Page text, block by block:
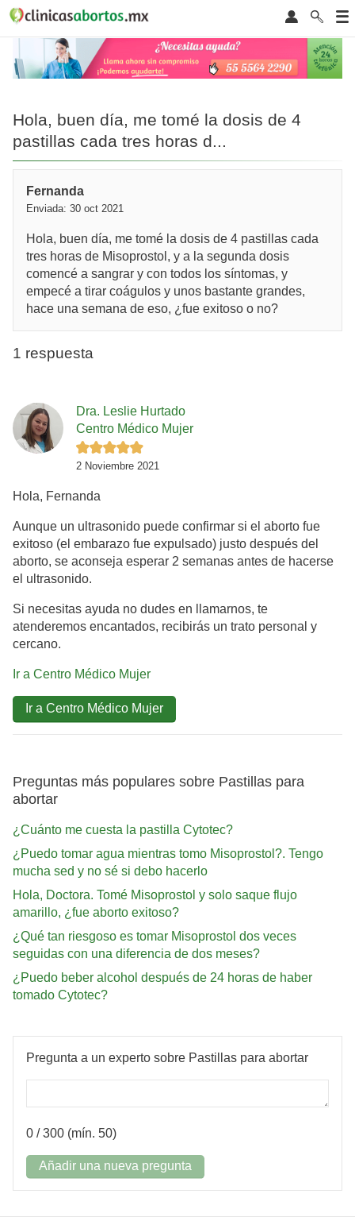
Hola, buen día, me tomé la dosis de 4
pastillas cada tres horas d...
Fernanda
Enviada: 30 oct 2021
Hola, buen día, me tomé la dosis de 4 pastillas cada
tres horas de Misoprostol, y a la segunda dosis
comencé a sangrar y con todos los síntomas, y
empecé a tirar coágulos y unos bastante grandes,
hace una semana de eso, ¿fue exitoso o no?
1 respuesta
Dra. Leslie Hurtado
Centro Médico Mujer
2 Noviembre 2021
Hola, Fernanda
Aunque un ultrasonido puede confirmar si el aborto fue
exitoso (el embarazo fue expulsado) justo después del
aborto, se aconseja esperar 2 semanas antes de hacerse
el ultrasonido.
Si necesitas ayuda no dudes en llamarnos, te
atenderemos encantados, recibirás un trato personal y
cercano.
Ir a Centro Médico Mujer
Ir a Centro Médico Mujer
Preguntas más populares sobre Pastillas para
abortar
¿Cuánto me cuesta la pastilla Cytotec?
¿Puedo tomar agua mientras tomo Misoprostol?. Tengo
mucha sed y no sé si debo hacerlo
Hola, Doctora. Tomé Misoprostol y solo saque flujo
amarillo, ¿fue aborto exitoso?
¿Qué tan riesgoso es tomar Misoprostol dos veces
seguidas con una diferencia de dos meses?
¿Puedo beber alcohol después de 24 horas de haber
tomado Cytotec?
Pregunta a un experto sobre Pastillas para abortar
0 / 300 (mín. 50)
Añadir una nueva pregunta